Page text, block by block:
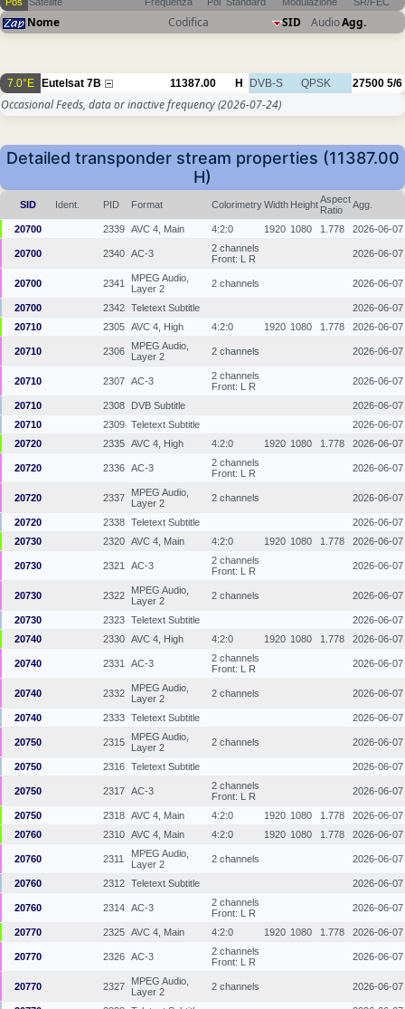
Nome Codifica SID AudioAgg.
7.0°E Eutelsat 7B 11387.00 H DVB-S QPSK 27500 5/6
Occasional Feeds, data or inactive frequency(2026-07-24)
Detailed transponder stream properties (11387.00
H)
SID Ident. PID Format ColorimetryWidth HeightAspect
Ratio
Agg.
20700 2339 AVC 4, Main 4:2:0 1920 1080 1.778 2026-06-07
20700 2340 AC-3
2 channels
Front: L R
2026-06-07
20700 2341
MPEG Audio,
Layer 2
2 channels 2026-06-07
20700 2342 Teletext Subtitle
2026-06-07
20710
2305 AVC 4, High 4:2:0 1920 1080 1.778 2026-06-07
20710 2306
MPEG Audio,
Layer 2
2 channels 2026-06-07
20710 2307 AC-3
2 channels
Front: L R
2026-06-07
20710 2308 DVB Subtitle
2026-06-07
20710
2309 Teletext Subtitle
2026-06-07
20720
2335 AVC 4, High 4:2:0 1920 1080 1.778 2026-06-07
20720 2336 AC-3
2 channels
Front: L R
2026-06-07
20720 2337
MPEG Audio,
Layer 2
2 channels 2026-06-07
20720 2338 Teletext Subtitle
2026-06-07
20730
2320 AVC 4, Main 4:2:0 1920 1080 1.778 2026-06-07
20730 2321 AC-3
2 channels
Front: L R
2026-06-07
20730 2322
MPEG Audio,
Layer 2
2 channels 2026-06-07
20730 2323 Teletext Subtitle
2026-06-07
20740
2330 AVC 4, High 4:2:0 1920 1080 1.778 2026-06-07
20740 2331 AC-3
2 channels
Front: L R
2026-06-07
20740 2332
MPEG Audio,
Layer 2
2 channels 2026-06-07
20740 2333 Teletext Subtitle 2026-06-07
20750 2315
MPEG Audio,
Layer 2
2 channels 2026-06-07
20750 2316 Teletext Subtitle 2026-06-07
20750 2317 AC-3
2 channels
Front: L R
2026-06-07
20750 2318 AVC 4, Main 4:2:0 1920 1080 1.778
2026-06-07
20760
2310 AVC 4, Main 4:2:0 1920 1080 1.778 2026-06-07
20760 2311
MPEG Audio,
Layer 2
2 channels 2026-06-07
20760 2312 Teletext Subtitle 2026-06-07
20760 2314 AC-3
2 channels
Front: L R
2026-06-07
20770 2325 AVC 4, Main 4:2:0 1920 1080 1.778 2026-06-07
20770 2326 AC-3
2 channels
Front: L R
2026-06-07
20770 2327
MPEG Audio,
Layer 2
2 channels 2026-06-07